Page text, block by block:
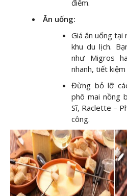
điểm.
Ăn uống:
Giá ăn uống tại
khu du lịch.
như Migros
nhanh, tiết
Đừng bỏ lỡ
phô mai nồng
Sĩ, Raclette –
công.